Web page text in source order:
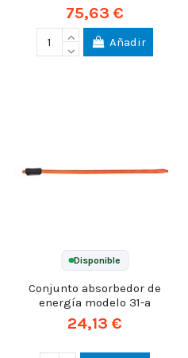
75,63 €
Añadir
Disponible
Conjunto absorbedor de
energía modelo 31-a
24,13 €